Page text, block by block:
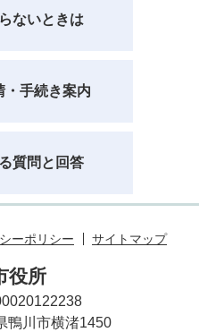
ないときは
・手続き案内
質問と回答
ーポリシー サイトマップ
役所
鴨川市横渚1450